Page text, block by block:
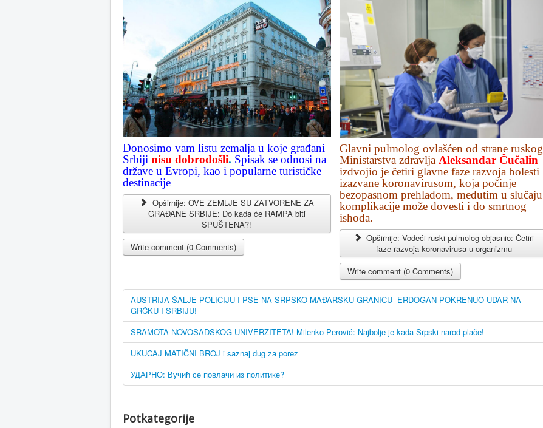
Donosimo vam listu zemalja u koje građani
Srbiji nisu dobrodošli. Spisak se odnosi na
države u Evropi, kao i popularne turističke
destinacije
Opširnije: OVE ZEMLJE SU ZATVORENE ZA
GRAĐANE SRBIJE: Do kada će RAMPA biti
SPUŠTENA?!
Write comment (0 Comments)
Glavni pulmolog ovlašćen od strane ruskog
Ministarstva zdravlja Aleksandar Čučalin
izdvojio je četiri glavne faze razvoja bolesti
izazvane koronavirusom, koja počinje
bezopasnom prehladom, međutim u slučaju
komplikacije može dovesti i do smrtnog
ishoda.
Opširnije: Vodeći ruski pulmolog objasnio: Četiri
faze razvoja koronavirusa u organizmu
Write comment (0 Comments)
AUSTRIJA ŠALJE POLICIJU I PSE NA SRPSKO-MAĐARSKU GRANICU- ERDOGAN POKRENUO UDAR NA
GRČKU I SRBIJU!
SRAMOTA NOVOSADSKOG UNIVERZITETA! Milenko Perović: Najbolje je kada Srpski narod plače!
UKUCAJ MATIČNI BROJ i saznaj dug za porez
УДАРНО: Вучић се повлачи из политике?
Potkategorije